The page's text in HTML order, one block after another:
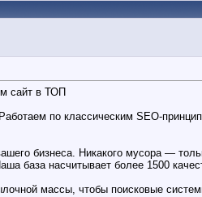
сайт в ТОП
по классическим SEO-
бизнеса. Никакого мусора —
база насчитывает более 1500
массы, чтобы поисковые